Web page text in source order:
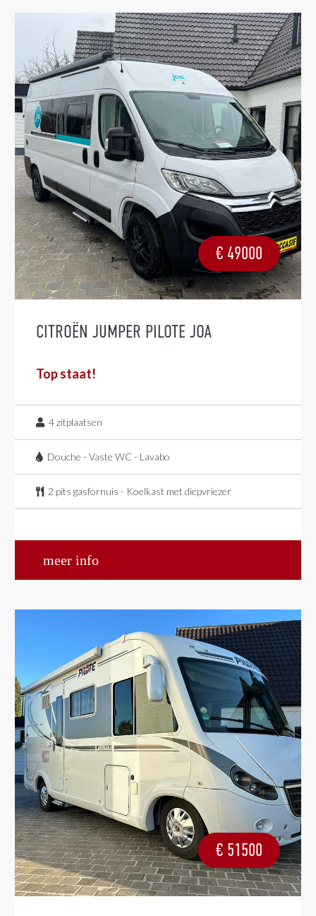
€ 49000
CITROËN JUMPER PILOTE JOA
Top staat!
4zitplaatsen
Douche - Vaste WC - Lavabo
2 pits gasfornuis - Koelkast met diepvriezer
meer info
€ 51500